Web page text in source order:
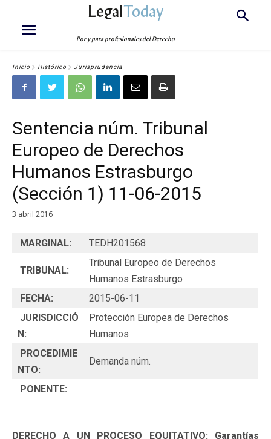
LegalToday
Por y para profesionales del Derecho
Inicio Histórico Jurisprudencia
Sentencia núm. Tribunal
Europeo de Derechos
Humanos Estrasburgo
(Sección 1) 11-06-2015
3 abril 2016
MARGINAL: TEDH201568
TRIBUNAL:
Tribunal Europeo de Derechos
Humanos Estrasburgo
FECHA:
2015-06-11
JURISDICCIÓ
N:
Protección Europea de Derechos
Humanos
PROCEDIMIE
NTO:
Demanda núm.
PONENTE:
DERECHO A UN PROCESO EQUITATIVO: Garantías